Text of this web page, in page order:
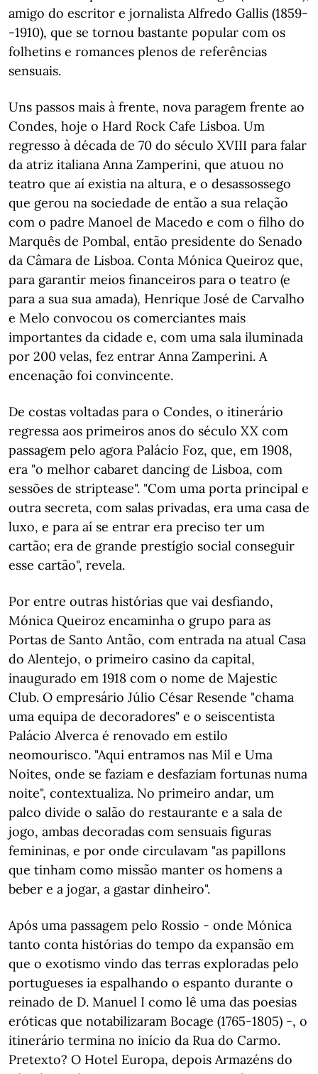
amigo do escritor e jornalista Alfredo Gallis (1859-
-1910), que se tornou bastante popular com os
folhetins e romances plenos de referências
sensuais.
Uns passos mais à frente, nova paragem frente ao
Condes, hoje o Hard Rock Cafe Lisboa. Um
regresso à década de 70 do século XVIII para falar
da atriz italiana Anna Zamperini, que atuou no
teatro que aí existia na altura, e o desassossego
que gerou na sociedade de então a sua relação
com o padre Manoel de Macedo e com o filho do
Marquês de Pombal, então presidente do Senado
da Câmara de Lisboa. Conta Mónica Queiroz que,
para garantir meios financeiros para o teatro (e
para a sua sua amada), Henrique José de Carvalho
e Melo convocou os comerciantes mais
importantes da cidade e, com uma sala iluminada
por 200 velas, fez entrar Anna Zamperini. A
encenação foi convincente.
De costas voltadas para o Condes, o itinerário
regressa aos primeiros anos do século XX com
passagem pelo agora Palácio Foz, que, em 1908,
era "o melhor cabaret dancing de Lisboa, com
sessões de striptease". "Com uma porta principal e
outra secreta, com salas privadas, era uma casa de
luxo, e para aí se entrar era preciso ter um
cartão; era de grande prestígio social conseguir
esse cartão", revela.
Por entre outras histórias que vai desfiando,
Mónica Queiroz encaminha o grupo para as
Portas de Santo Antão, com entrada na atual Casa
do Alentejo, o primeiro casino da capital,
inaugurado em 1918 com o nome de Majestic
Club. O empresário Júlio César Resende "chama
uma equipa de decoradores" e o seiscentista
Palácio Alverca é renovado em estilo
neomourisco. "Aqui entramos nas Mil e Uma
Noites, onde se faziam e desfaziam fortunas numa
noite", contextualiza. No primeiro andar, um
palco divide o salão do restaurante e a sala de
jogo, ambas decoradas com sensuais figuras
femininas, e por onde circulavam "as papillons
que tinham como missão manter os homens a
beber e a jogar, a gastar dinheiro".
Após uma passagem pelo Rossio - onde Mónica
tanto conta histórias do tempo da expansão em
que o exotismo vindo das terras exploradas pelo
portugueses ia espalhando o espanto durante o
reinado de D. Manuel I como lê uma das poesias
eróticas que notabilizaram Bocage (1765-1805) -, o
itinerário termina no início da Rua do Carmo.
Pretexto? O Hotel Europa, depois Armazéns do